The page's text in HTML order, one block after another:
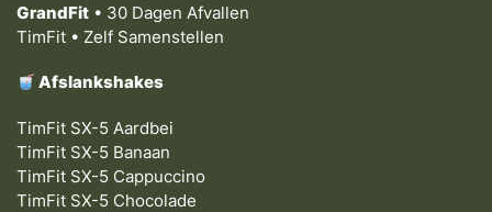
GrandFit • 30 Dagen Afvallen
TimFit • Zelf Samenstellen
Afslankshakes
TimFit SX-5 Aardbei
TimFit SX-5 Banaan
TimFit SX-5 Cappuccino
TimFit SX-5 Chocolade